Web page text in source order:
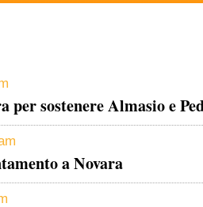
per sostenere Almasio e
a Novara